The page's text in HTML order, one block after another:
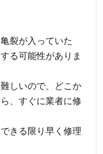
裂が入っていた
る可能性がありま
しいので、どこか
、すぐに業者に修
きる限り早く修理